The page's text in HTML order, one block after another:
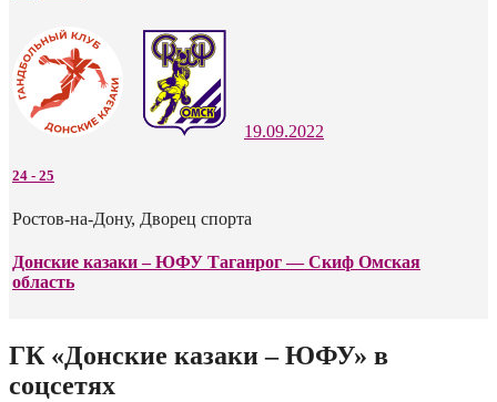
19.09.2022
24 - 25
Ростов-на-Дону, Дворец спорта
Донские казаки – ЮФУ Таганрог — Скиф Омская
область
ГК «Донские казаки – ЮФУ» в
соцсетях